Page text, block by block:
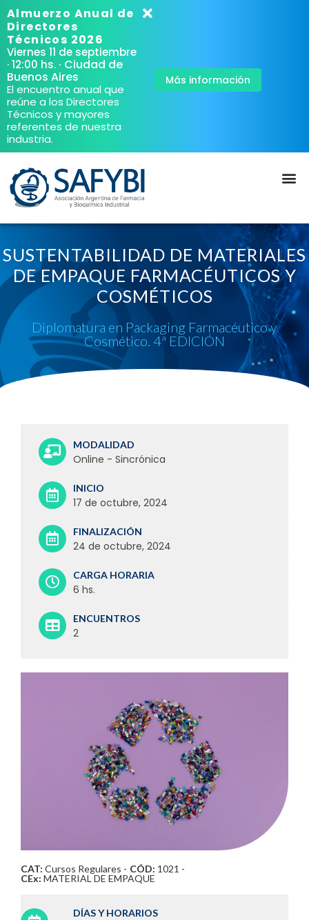
Almuerzo Anual de
Directores
Técnicos 2026
Viernes 11 de septiembre
· 12:00 hs. · Ciudad de
Buenos Aires
El encuentro anual que
reúne a los Directores
Técnicos y mayores
referentes de nuestra
industria.
Más información
SUSTENTABILIDAD DE MATERIALES
DE EMPAQUE FARMACÉUTICOS Y
COSMÉTICOS
Diplomatura en Packaging Farmacéutico y
Cosmético. 4ª EDICIÓN
MODALIDAD
Online - Sincrónica
INICIO
17 de octubre, 2024
FINALIZACIÓN
24 de octubre, 2024
CARGA HORARIA
6 hs.
ENCUENTROS
2
CAT: Cursos Regulares - CÓD: 1021 -
CEx: MATERIAL DE EMPAQUE
DÍAS Y HORARIOS